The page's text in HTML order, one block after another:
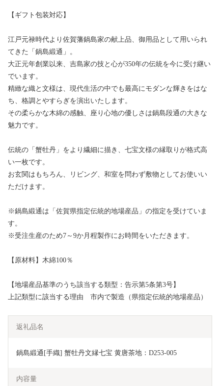
【ギフト包装対応】
江戸元禄時代より佐賀藩鍋島家の献上品、御用品として用いられ
てきた「鍋島緞通」。
大正元年創業以来、吉島家の技と心が350年の伝統を今に受け継い
でいます。
精緻な織と文様は、現代生活の中でも最高にモダンな輝きをはな
ち、格調とやすらぎを演出いたします。
その柔らかな木綿の感触、座り心地の優しさは鍋島段通の大きな
魅力です。
伝統の「蟹牡丹」をより繊細に描き、七宝文様の縁取りが格式高
い一枚です。
お玄関はもちろん、リビング、和室を問わず敷物としてお使いい
ただけます。
※鍋島緞通は「佐賀県指定伝統的地場産品」の指定を受けていま
す。
※受注生産のため7～9か月程製作にお時間をいただきます。
【原材料】木綿100％
【地場産品基準のうち該当する類型：告示第5条第3号】
上記類型に該当する理由 市内で製造（県指定伝統的地場産品）
返礼品名
鍋島緞通[手織] 蟹牡丹文縁七宝 黄唐茶地：D253-005
内容量